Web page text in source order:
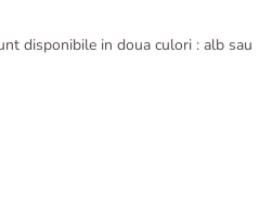
disponibile in doua culori : alb sau